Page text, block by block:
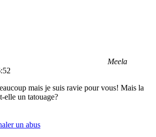
Meela
mais je suis ravie pour vous! Mais la
elle un tatouage?
un abus